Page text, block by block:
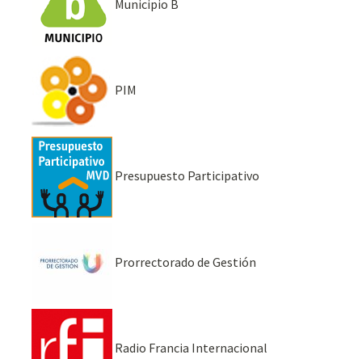
Municipio B
PIM
Presupuesto Participativo
Prorrectorado de Gestión
Radio Francia Internacional